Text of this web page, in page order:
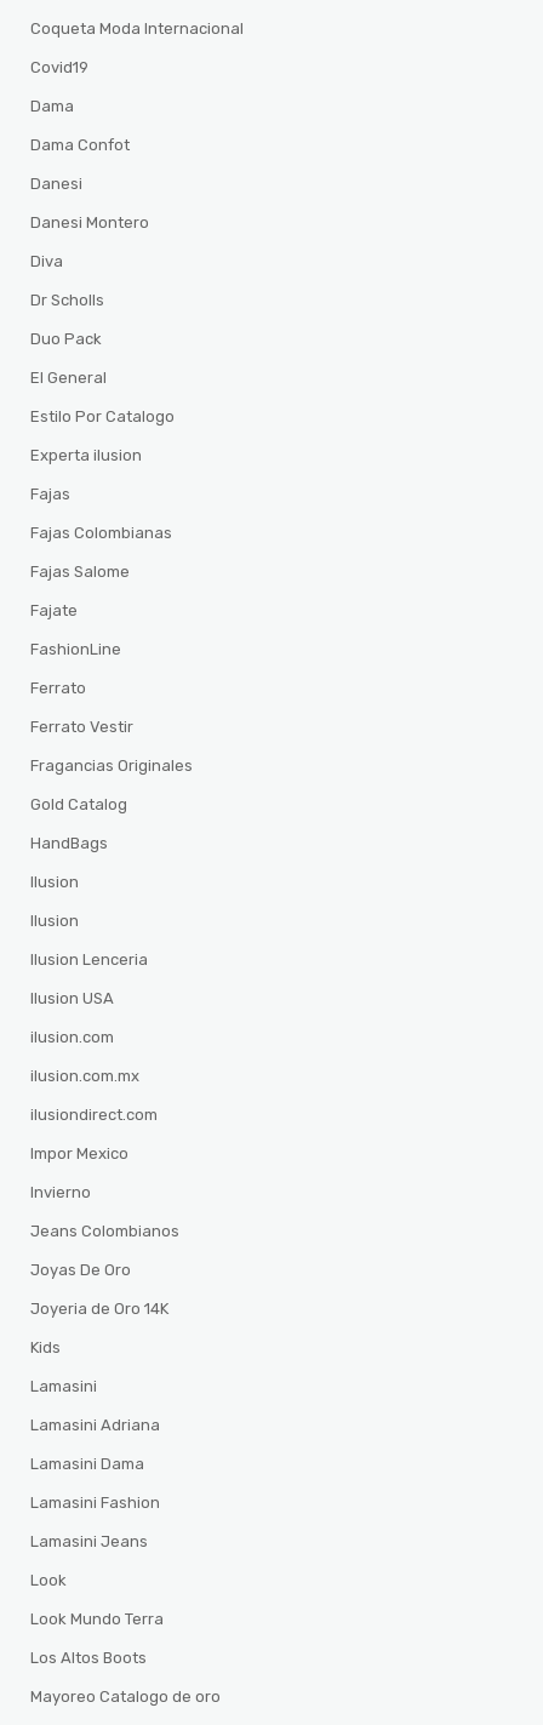
Coqueta Moda Internacional
Covid19
Dama
Dama Confot
Danesi
Danesi Montero
Diva
Dr Scholls
Duo Pack
El General
Estilo Por Catalogo
Experta ilusion
Fajas
Fajas Colombianas
Fajas Salome
Fajate
FashionLine
Ferrato
Ferrato Vestir
Fragancias Originales
Gold Catalog
HandBags
Ilusion
Ilusion
Ilusion Lenceria
Ilusion USA
ilusion.com
ilusion.com.mx
ilusiondirect.com
Impor Mexico
Invierno
Jeans Colombianos
Joyas De Oro
Joyeria de Oro 14K
Kids
Lamasini
Lamasini Adriana
Lamasini Dama
Lamasini Fashion
Lamasini Jeans
Look
Look Mundo Terra
Los Altos Boots
Mayoreo Catalogo de oro